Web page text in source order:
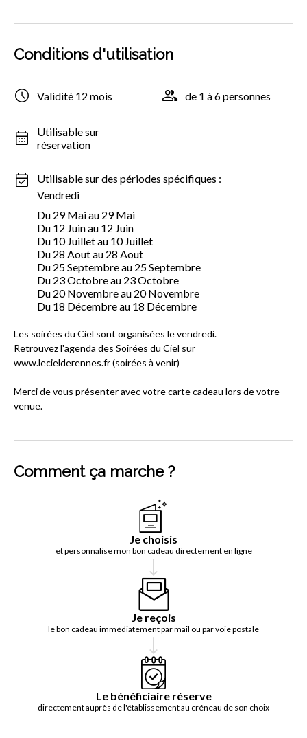
Conditions d'utilisation
Validité 12 mois de 1 à 6 personnes
Utilisable sur
réservation
Utilisable sur des périodes spécifiques :
Vendredi
Du 29 Mai au 29 Mai
Du 12 Juin au 12 Juin
Du 10 Juillet au 10 Juillet
Du 28 Aout au 28 Aout
Du 25 Septembre au 25 Septembre
Du 23 Octobre au 23 Octobre
Du 20 Novembre au 20 Novembre
Du 18 Décembre au 18 Décembre
Les soirées du Ciel sont organisées le vendredi.
Retrouvez l'agenda des Soirées du Ciel sur
www.lecielderennes.fr (soirées à venir)
Merci de vous présenter avec votre carte cadeau lors de votre
venue.
Comment ça marche ?
Je choisis
et personnalise mon bon cadeau directement en ligne
Je reçois
le bon cadeau immédiatement par mail ou par voie postale
Le bénéficiaire réserve
directement auprès de l'établissement au créneau de son choix